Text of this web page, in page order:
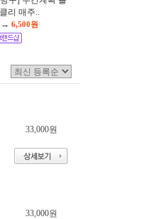
리 매주..
→ 6,500원
33,000원
33,000원